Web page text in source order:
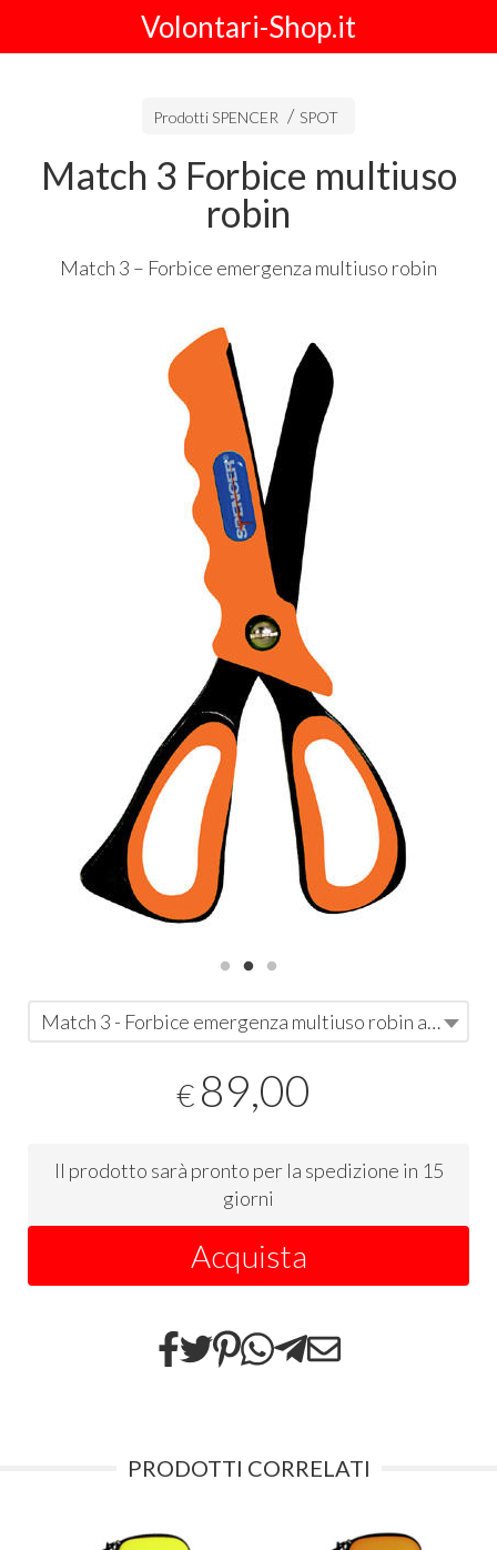
Volontari-Shop.it
Prodotti SPENCER SPOT
Match 3 Forbice multiuso
robin
Match 3 – Forbice emergenza multiuso robin
Match 3 - Forbice emergenza multiuso robin arancio
€ 89,00
Il prodotto sarà pronto per la spedizione in 15
giorni
Acquista
PRODOTTI CORRELATI